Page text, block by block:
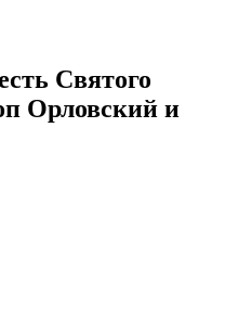
Святого
Орловский и